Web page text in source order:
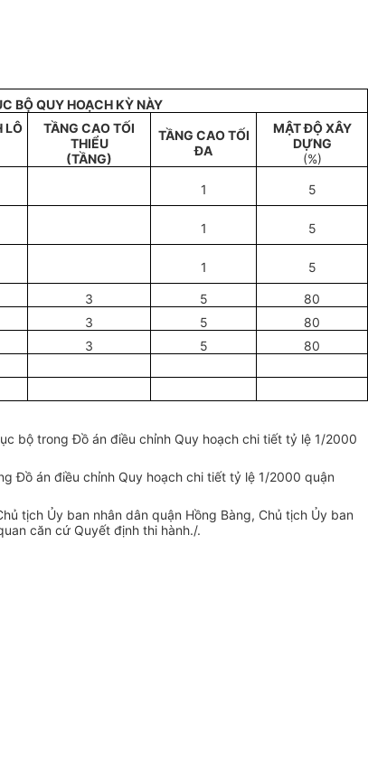
BỘ QUY HOẠCH KỲ NÀY
LÔ
TẦNG CAO TỐI
THIỂU
(TẦNG)
TẦNG CAO TỐI
ĐA
MẬT ĐỘ XÂY
DỰNG
(%)
1 5
1 5
1 5
3 5
80
3 5
80
3 5
80
bộ trong Đồ án điều chỉnh Quy hoạch chi tiết tỷ lệ 1/2000
Đồ án điều chỉnh Quy hoạch chi tiết tỷ lệ 1/2000 quận
tịch Ủy ban nhân dân quận Hồng Bàng, Chủ tịch Ủy ban
căn cứ Quyết định thi hành./.